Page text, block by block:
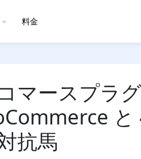
料金
マースプラ
と
抗馬